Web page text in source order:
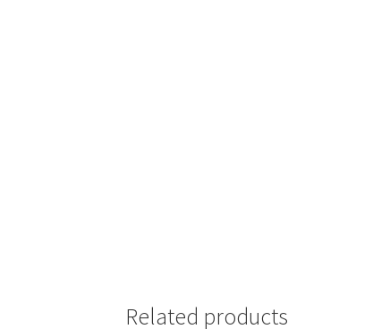
Related products